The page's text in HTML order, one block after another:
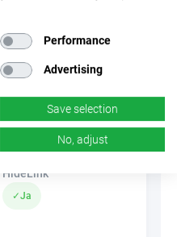
k.A.
×Nein
HideLink
✓Ja
Performance
Advertising
Save selection
No, adjust